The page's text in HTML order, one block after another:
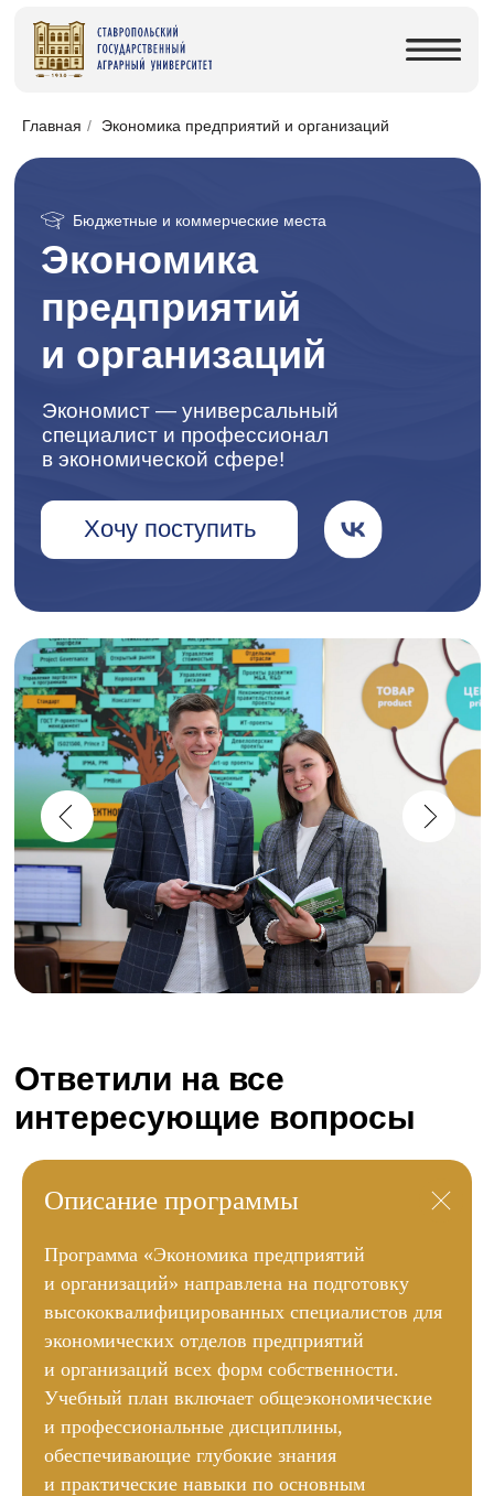
Главная / Экономика предприятий и организаций
Хочу поступить
Экономика
предприятий
и организаций
Экономист — универсальный
специалист и профессионал
Ответили на все
интересующие вопросы
Описание программы
Программа «Экономика предприятий
и организаций» направлена на подготовку
высококвалифицированных специалистов для
экономических отделов предприятий
и организаций всех форм собственности.
Учебный план включает общеэкономические
и профессиональные дисциплины,
обеспечивающие глубокие знания
и практические навыки по основным